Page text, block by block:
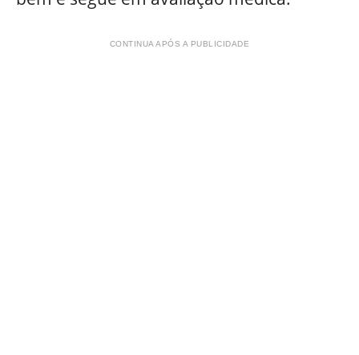
CONTINUA APÓS A PUBLICIDADE